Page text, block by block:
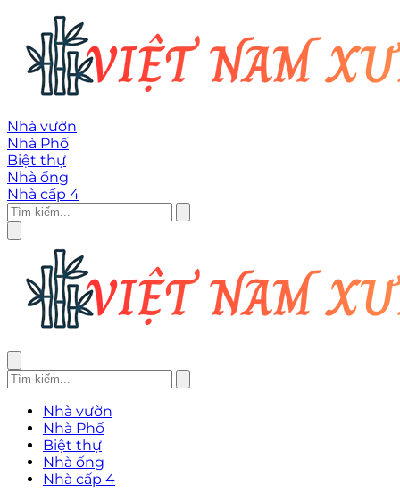
Nhà vườn
Nhà Phố
Biệt thự
Nhà ống
Nhà cấp 4
Nhà vườn
Nhà Phố
Biệt thự
Nhà ống
Nhà cấp 4